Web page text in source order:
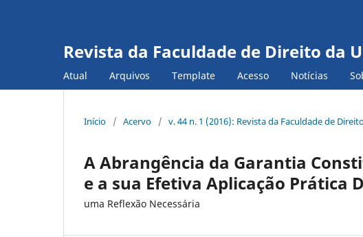
Revista da Faculdade de Direito da
Atual Arquivos Template Acesso Notícias
Início / Acervo / v. 44 n. 1 (2016): Revista da Faculdade de
A Abrangência da Garantia
e a sua Efetiva Aplicação Prática
uma Reflexão Necessária